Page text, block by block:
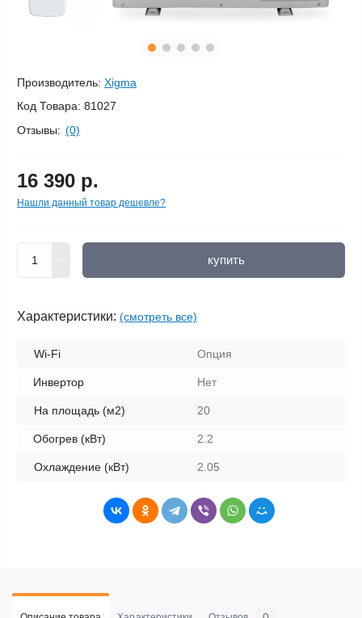
Производитель: Xigma
Код Товара: 81027
Отзывы: (0)
16 390 р.
Нашли данный товар дешевле?
купить
Характеристики: (смотреть все)
Wi-Fi Опция
Инвертор Нет
На площадь (м2) 20
Обогрев (кВт) 2.2
Охлаждение (кВт) 2.05